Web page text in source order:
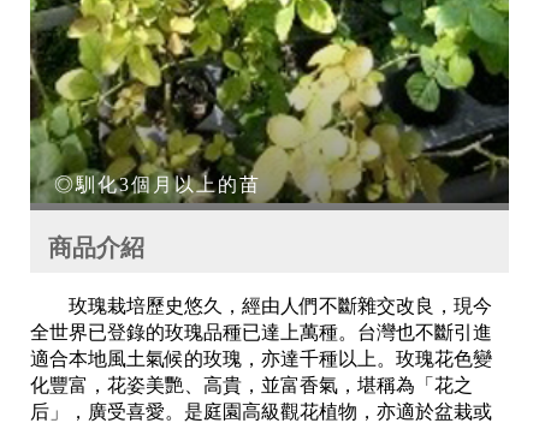
◎馴化3個月以上的苗
商品介紹
玫瑰栽培歷史悠久，經由人們不斷雜交改良，現今
全世界已登錄的玫瑰品種已達上萬種。台灣也不斷引進
適合本地風土氣候的玫瑰，亦達千種以上。玫瑰花色變
化豐富，花姿美艷、高貴，並富香氣，堪稱為「花之
后」，廣受喜愛。是庭園高級觀花植物，亦適於盆栽或